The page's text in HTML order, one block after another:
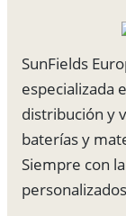
SunFields
especializada
distribución y
baterías y
Siempre con